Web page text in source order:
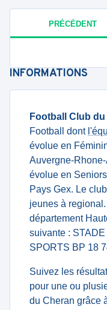
PRÉCÉDENT
INFORMATIONS
Football Club
Football dont
évolue en
Auvergne-
évolue en
Pays Gex. Le
jeunes à
département
suivante :
SPORTS BP 18
Suivez les
pour une ou
du Cheran grâce